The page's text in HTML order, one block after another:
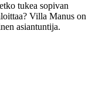
tukea sopivan
Villa Manus on
asiantuntija.